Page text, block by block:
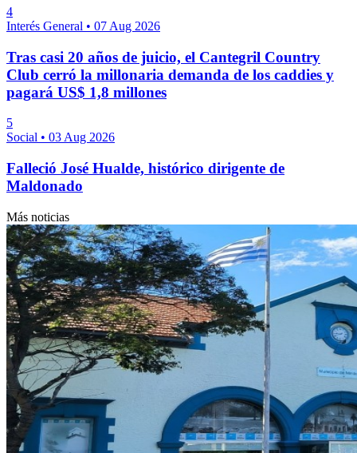
4
Interés General • 07 Aug 2026
Tras casi 20 años de juicio, el Cantegril Country
Club cerró la millonaria demanda de los caddies y
pagará US$ 1,8 millones
5
Social • 03 Aug 2026
Falleció José Hualde, histórico dirigente de
Maldonado
Más noticias